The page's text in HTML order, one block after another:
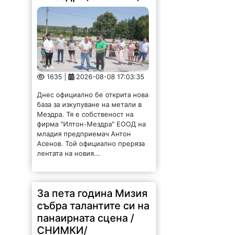
1635 | 2026-08-08 17:03:35
Днес официално бе открита нова
база за изкупуване на метали в
Мездра. Тя е собственост на
фирма "Илтон-Мездра" ЕООД на
младия предприемач Антон
Асенов. Той официално преряза
лентата на новия...
За пета година Мизия
събра талантите си на
панаирната сцена /
СНИМКИ/